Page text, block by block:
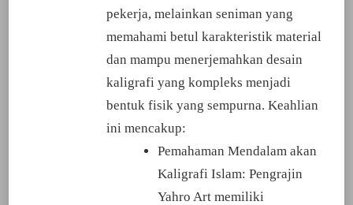
pekerja, melainkan seniman yang
memahami betul karakteristik material
dan mampu menerjemahkan desain
kaligrafi yang kompleks menjadi
bentuk fisik yang sempurna. Keahlian
ini mencakup:
Pemahaman Mendalam akan
Kaligrafi Islam: Pengrajin
Yahro Art memiliki